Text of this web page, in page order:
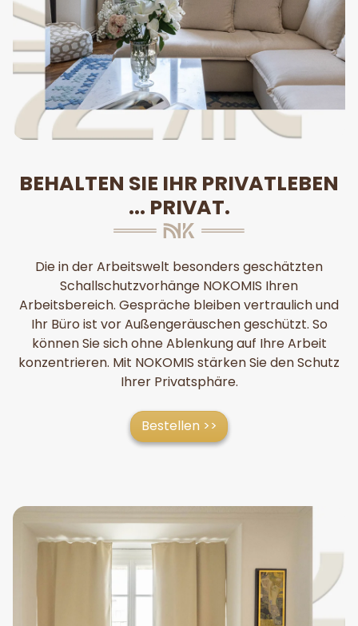
BEHALTEN SIE IHR PRIVATLEBEN
... PRIVAT.
Die in der Arbeitswelt besonders geschätzten
Schallschutzvorhänge NOKOMIS Ihren
Arbeitsbereich. Gespräche bleiben vertraulich und
Ihr Büro ist vor Außengeräuschen geschützt. So
können Sie sich ohne Ablenkung auf Ihre Arbeit
konzentrieren. Mit NOKOMIS stärken Sie den Schutz
Ihrer Privatsphäre.
Bestellen >>